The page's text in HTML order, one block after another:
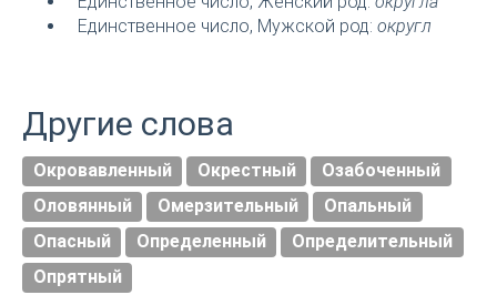
Единственное число, Мужской род: округл
Другие слова
Окровавленный Окрестный
Озабоченный
Оловянный
Омерзительный
Опальный
Опасный
Определенный
Определительный
Опрятный